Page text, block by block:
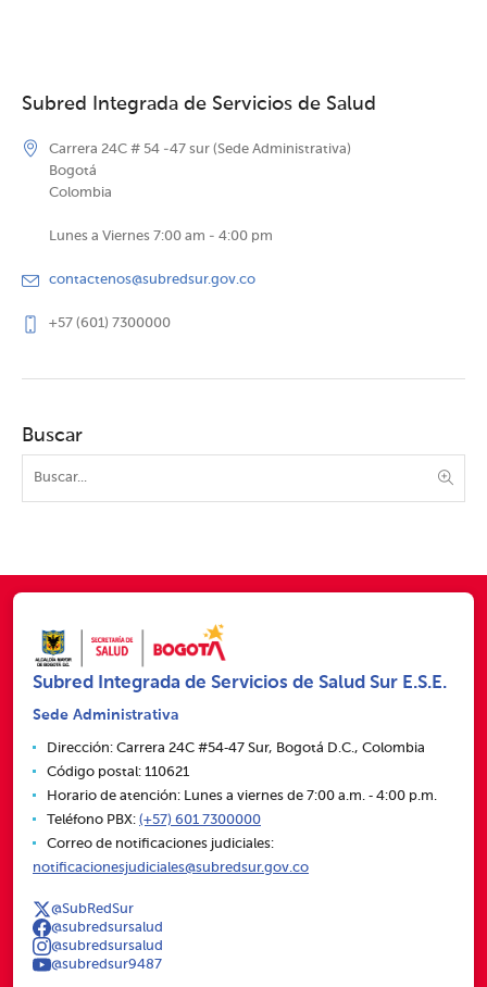
Subred Integrada de Servicios de Salud
Carrera 24C # 54 -47 sur (Sede Administrativa)
Bogotá
Colombia
Lunes a Viernes 7:00 am - 4:00 pm
contactenos@subredsur.gov.co
+57 (601) 7300000
Buscar
Subred Integrada de Servicios de Salud Sur E.S.E.
Sede Administrativa
Dirección: Carrera 24C #54‑47 Sur, Bogotá D.C., Colombia
Código postal: 110621
Horario de atención: Lunes a viernes de 7:00 a.m. ‑ 4:00 p.m.
Teléfono PBX: (+57) 601 7300000
Correo de notificaciones judiciales:
notificacionesjudiciales@subredsur.gov.co
@SubRedSur
@subredsursalud
@subredsursalud
@subredsur9487